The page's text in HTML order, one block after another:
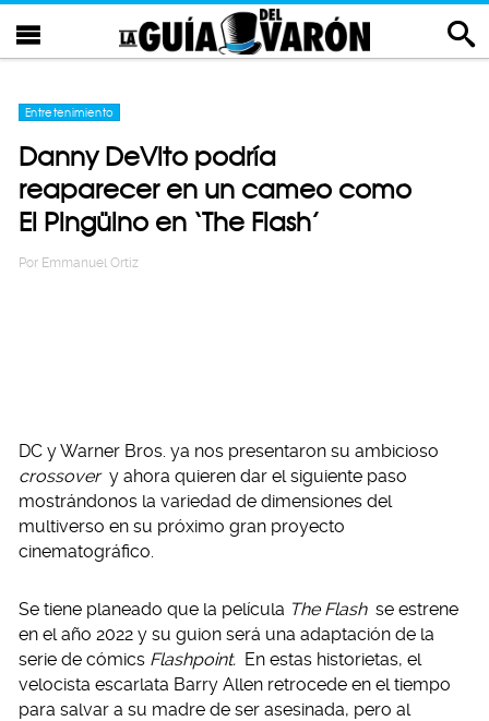
Entretenimiento
Danny DeVito podría
reaparecer en un cameo como
El Pingüino en ‘The Flash’
Por Emmanuel Ortiz
DC y Warner Bros. ya nos presentaron su ambicioso
crossover y ahora quieren dar el siguiente paso
mostrándonos la variedad de dimensiones del
multiverso en su próximo gran proyecto
cinematográfico.
Se tiene planeado que la película The Flash se estrene
en el año 2022 y su guion será una adaptación de la
serie de cómics Flashpoint. En estas historietas, el
velocista escarlata Barry Allen retrocede en el tiempo
para salvar a su madre de ser asesinada, pero al